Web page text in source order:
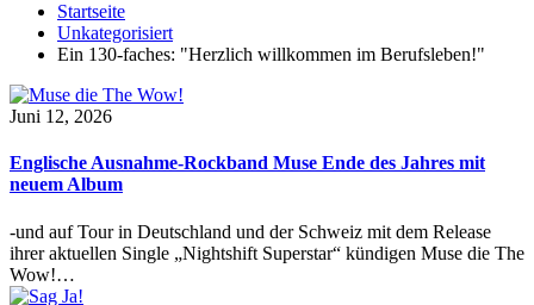
Startseite
Unkategorisiert
Ein 130-faches: "Herzlich willkommen im Berufsleben!"
Juni 12, 2026
Englische Ausnahme-Rockband Muse Ende des Jahres mit
neuem Album
-und auf Tour in Deutschland und der Schweiz mit dem Release
ihrer aktuellen Single „Nightshift Superstar“ kündigen Muse die The
Wow!…